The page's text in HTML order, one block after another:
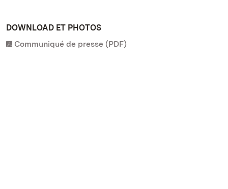
DOWNLOAD ET PHOTOS
Communiqué de presse (PDF)